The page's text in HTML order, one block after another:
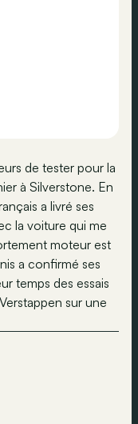
de tester pour la
à Silverstone. En
a livré ses
la voiture qui me
moteur est
a confirmé ses
temps des essais
sur une